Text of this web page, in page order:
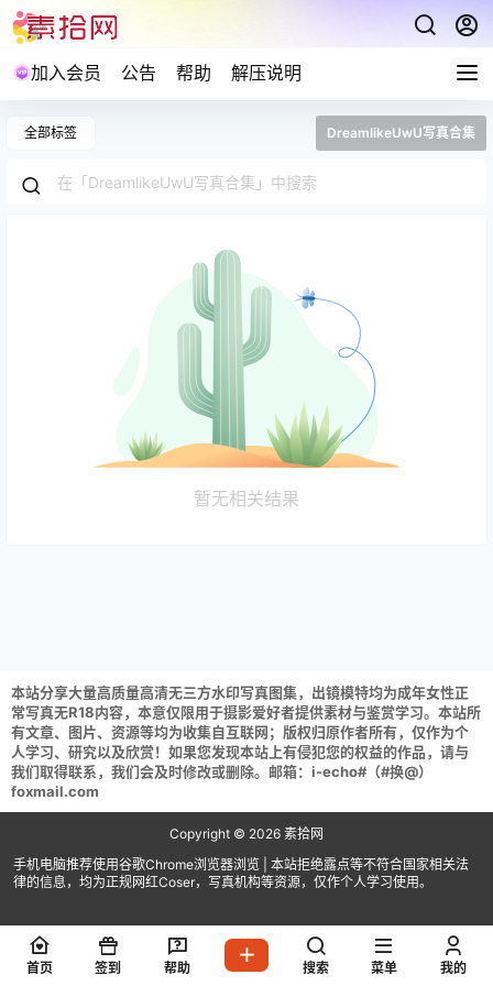
加入会员 公告 帮助 解压说明
全部标签 DreamlikeUwU写真合集
暂无相关结果
本站分享大量高质量高清无三方水印写真图集，出镜模特均为成年女性正
常写真无R18内容，本意仅限用于摄影爱好者提供素材与鉴赏学习。本站所
有文章、图片、资源等均为收集自互联网；版权归原作者所有，仅作为个
人学习、研究以及欣赏！如果您发现本站上有侵犯您的权益的作品，请与
我们取得联系，我们会及时修改或删除。邮箱：i-echo#（#换@）
foxmail.com
Copyright © 2026 素拾网
手机电脑推荐使用谷歌Chrome浏览器浏览 | 本站拒绝露点等不符合国家相关法
律的信息，均为正规网红Coser，写真机构等资源，仅作个人学习使用。
首页 签到 帮助 搜索 菜单 我的